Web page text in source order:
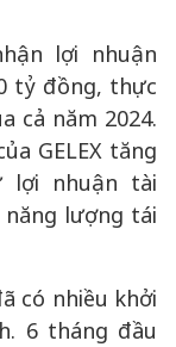
lợi nhuận
tỷ đồng, thực
cả năm 2024.
GELEX tăng
lợi nhuận tài
lượng tái
có nhiều khởi
6 tháng đầu